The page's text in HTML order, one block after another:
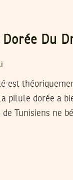
Dorée Du
est
pilule dorée a
Tunisiens ne